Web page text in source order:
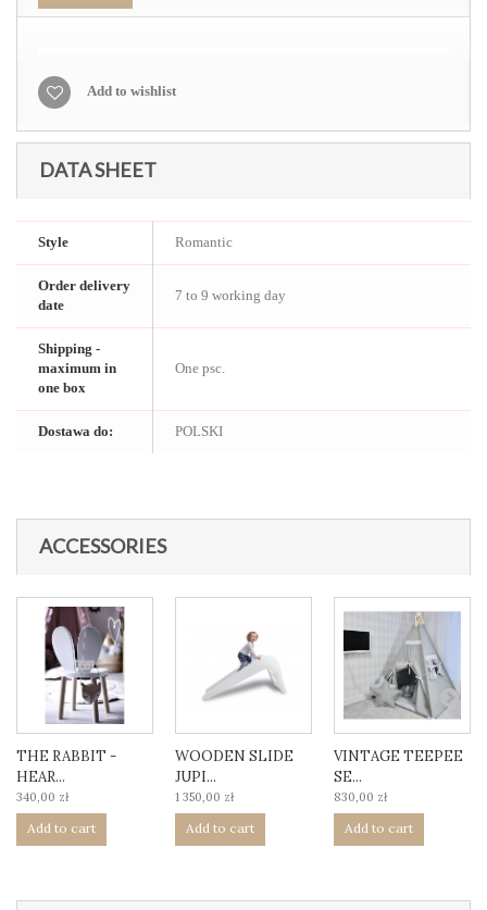
Add to wishlist
DATA SHEET
Style Romantic
Order delivery
date
7 to 9 working day
Shipping -
maximum in
one box
One psc.
Dostawa do: POLSKI
ACCESSORIES
THE RABBIT -
HEAR...
340,00 zł
Add to cart
WOODEN SLIDE
JUPI...
1 350,00 zł
Add to cart
VINTAGE TEEPEE
SE...
830,00 zł
Add to cart